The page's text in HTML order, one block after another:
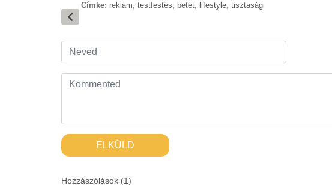
Címke: reklám, testfestés, betét, lifestyle, tisztasági
ELKÜLD
Hozzászólások (1)